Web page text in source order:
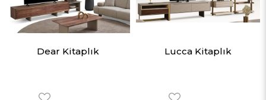
Dear Kitaplık Lucca Kitaplık